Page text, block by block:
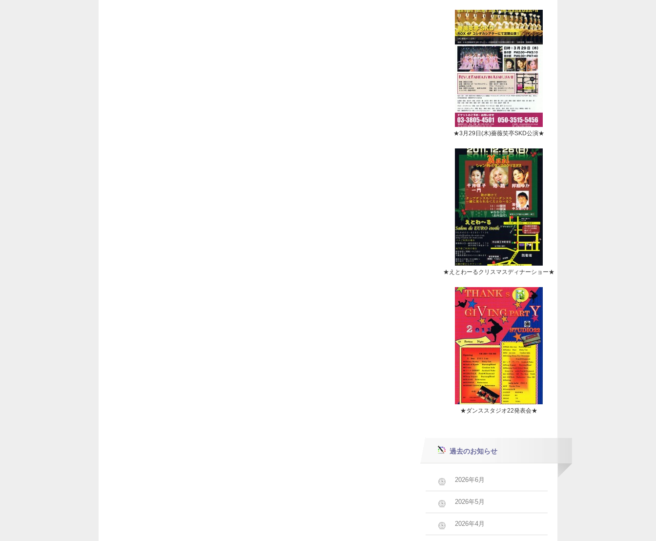
★3月29日(木)薔薇笑亭SKD公演★
★えとわーるクリスマスディナーショー★
★ダンススタジオ22発表会★
過去のお知らせ
2026年6月
2026年5月
2026年4月